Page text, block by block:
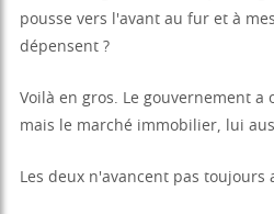
pousse vers l'avant au fur et à
dépensent ?
Voilà en gros. Le gouvernement a
mais le marché immobilier, lui
Les deux n'avancent pas toujours